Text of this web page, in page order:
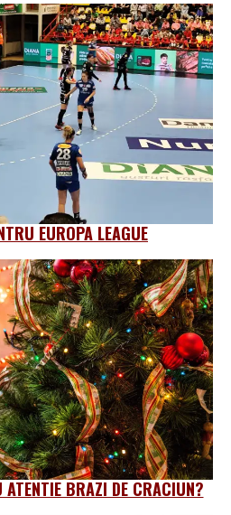
EUROPA LEAGUE
ATENTIE BRAZI DE CRACIUN?